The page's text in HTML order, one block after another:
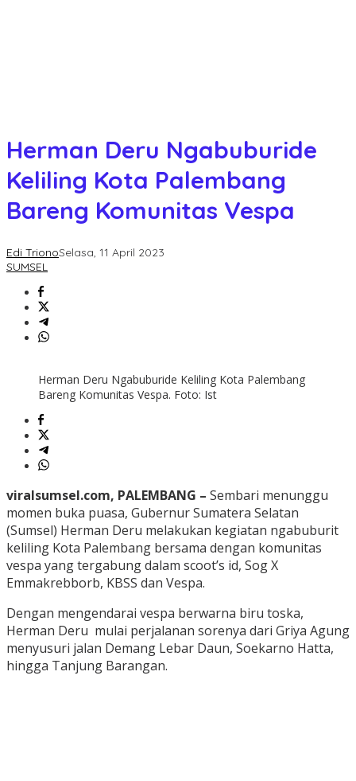
Herman Deru Ngabuburide
Keliling Kota Palembang
Bareng Komunitas Vespa
Edi TrionoSelasa, 11 April 2023
SUMSEL
Herman Deru Ngabuburide Keliling Kota Palembang
Bareng Komunitas Vespa. Foto: Ist
viralsumsel.com, PALEMBANG – Sembari menunggu
momen buka puasa, Gubernur Sumatera Selatan
(Sumsel) Herman Deru melakukan kegiatan ngabuburit
keliling Kota Palembang bersama dengan komunitas
vespa yang tergabung dalam scoot’s id, Sog X
Emmakrebborb, KBSS dan Vespa.
Dengan mengendarai vespa berwarna biru toska,
Herman Deru mulai perjalanan sorenya dari Griya Agung
menyusuri jalan Demang Lebar Daun, Soekarno Hatta,
hingga Tanjung Barangan.